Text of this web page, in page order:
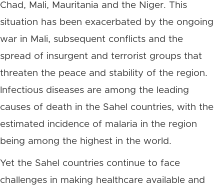
Chad, Mali, Mauritania and the Niger. This
situation has been exacerbated by the ongoing
war in Mali, subsequent conflicts and the
spread of insurgent and terrorist groups that
threaten the peace and stability of the region.
Infectious diseases are among the leading
causes of death in the Sahel countries, with the
estimated incidence of malaria in the region
being among the highest in the world.
Yet the Sahel countries continue to face
challenges in making healthcare available and